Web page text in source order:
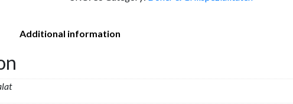
Additional information